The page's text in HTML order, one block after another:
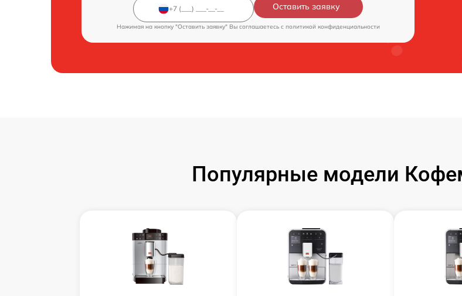
Оставить заявку
Нажимая на кнопку "Оставить заявку" Вы соглашаетесь c политикой конфиденциальности
Популярные модели